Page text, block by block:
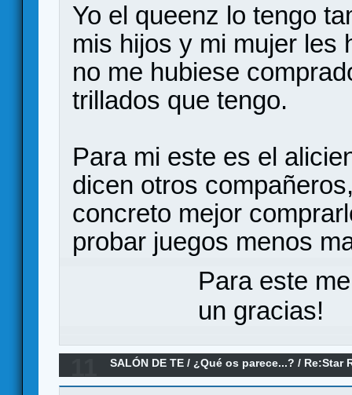
Yo el queenz lo tengo
mis hijos y mi mujer les
no me hubiese
trillados que tengo.
Para mi este es el
dicen otros
concreto mejor
probar juegos menos
Para este
un gracias!
SALÓN DE TE / ¿Qué os parece...? / Re:Star